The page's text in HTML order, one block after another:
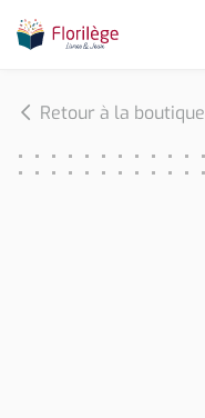
Retour à la boutique